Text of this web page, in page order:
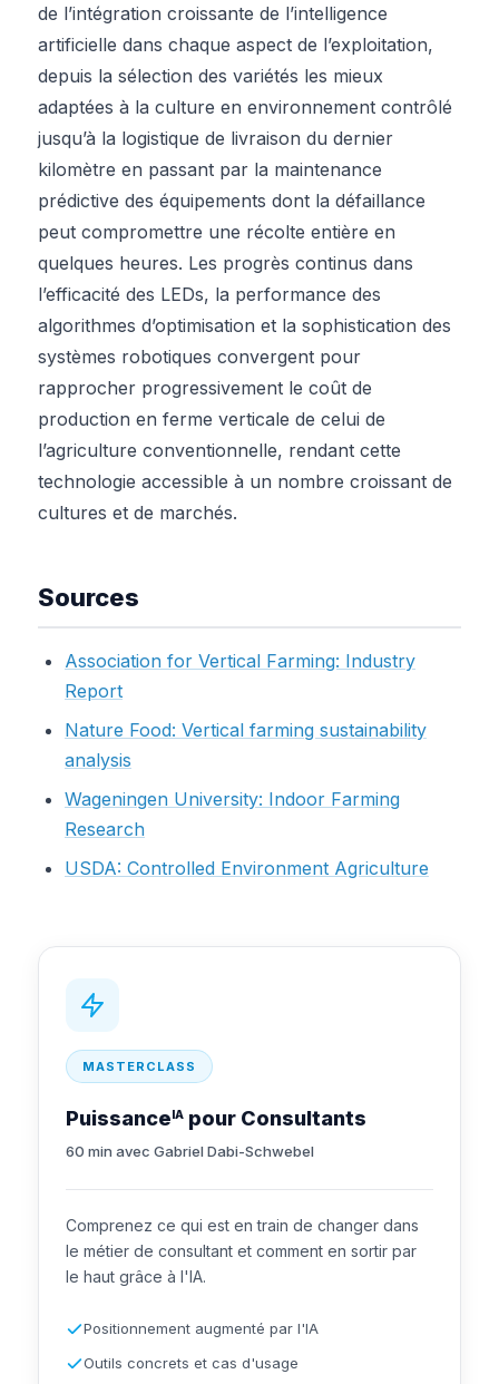
de l’intégration croissante de l’intelligence
artificielle dans chaque aspect de l’exploitation,
depuis la sélection des variétés les mieux
adaptées à la culture en environnement contrôlé
jusqu’à la logistique de livraison du dernier
kilomètre en passant par la maintenance
prédictive des équipements dont la défaillance
peut compromettre une récolte entière en
quelques heures. Les progrès continus dans
l’efficacité des LEDs, la performance des
algorithmes d’optimisation et la sophistication des
systèmes robotiques convergent pour
rapprocher progressivement le coût de
production en ferme verticale de celui de
l’agriculture conventionnelle, rendant cette
technologie accessible à un nombre croissant de
cultures et de marchés.
Sources
Association for Vertical Farming: Industry
Report
Nature Food: Vertical farming sustainability
analysis
Wageningen University: Indoor Farming
Research
USDA: Controlled Environment Agriculture
MASTERCLASS
Puissance IA pour Consultants
60 min avec Gabriel Dabi-Schwebel
Comprenez ce qui est en train de changer dans
le métier de consultant et comment en sortir par
le haut grâce à l'IA.
Positionnement augmenté par l'IA
Outils concrets et cas d'usage